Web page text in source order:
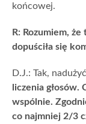
końcowej.
R: Rozumiem,
dopuściła się
D.J.: Tak,
liczenia głosów.
wspólnie.
co najmniej 2/3